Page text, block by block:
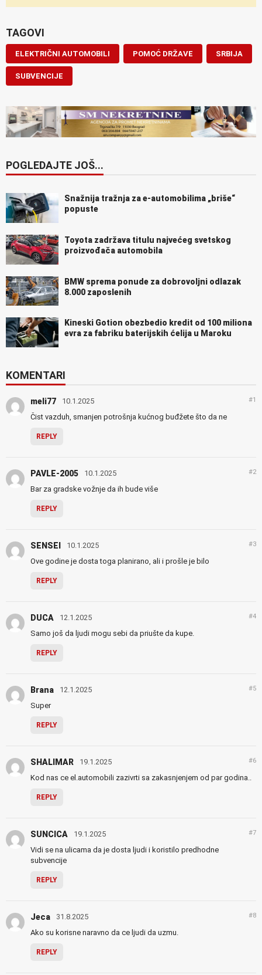
TAGOVI
ELEKTRIČNI AUTOMOBILI POMOĆ DRŽAVE SRBIJA
SUBVENCIJE
POGLEDAJTE JOŠ...
Snažnija tražnja za e-automobilima „briše“
popuste
Toyota zadržava titulu najvećeg svetskog
proizvođača automobila
BMW sprema ponude za dobrovoljni odlazak
8.000 zaposlenih
Kineski Gotion obezbedio kredit od 100 miliona
evra za fabriku baterijskih ćelija u Maroku
KOMENTARI
meli77 10.1.2025 #1
Čist vazduh, smanjen potrošnja kućnog buđžete što da ne
REPLY
PAVLE-2005 10.1.2025 #2
Bar za gradske vožnje da ih bude više
REPLY
SENSEI 10.1.2025 #3
Ove godine je dosta toga planirano, ali i prošle je bilo
REPLY
DUCA 12.1.2025 #4
Samo još da ljudi mogu sebi da priušte da kupe.
REPLY
Brana 12.1.2025 #5
Super
REPLY
SHALIMAR 19.1.2025 #6
Kod nas ce el.automobili zazivrti sa zakasnjenjem od par godina..
REPLY
SUNCICA 19.1.2025 #7
Vidi se na ulicama da je dosta ljudi i koristilo predhodne
subvencije
REPLY
Jeca 31.8.2025 #8
Ako su korisne naravno da ce ljudi da uzmu.
REPLY